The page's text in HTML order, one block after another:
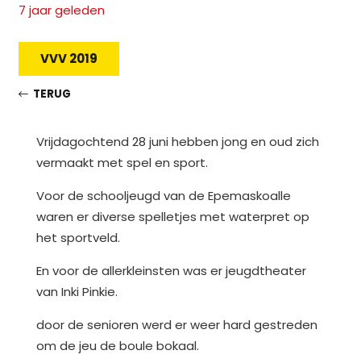
7 jaar geleden
VVV 2019
TERUG
Vrijdagochtend 28 juni hebben jong en oud zich
vermaakt met spel en sport.
Voor de schooljeugd van de Epemaskoalle
waren er diverse spelletjes met waterpret op
het sportveld.
En voor de allerkleinsten was er jeugdtheater
van Inki Pinkie.
door de senioren werd er weer hard gestreden
om de jeu de boule bokaal.